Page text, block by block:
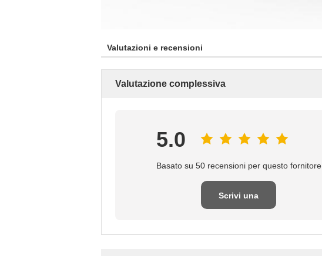
Valutazioni e recensioni
Valutazione complessiva
5.0
Basato su 50 recensioni per questo fornitore
Scrivi una